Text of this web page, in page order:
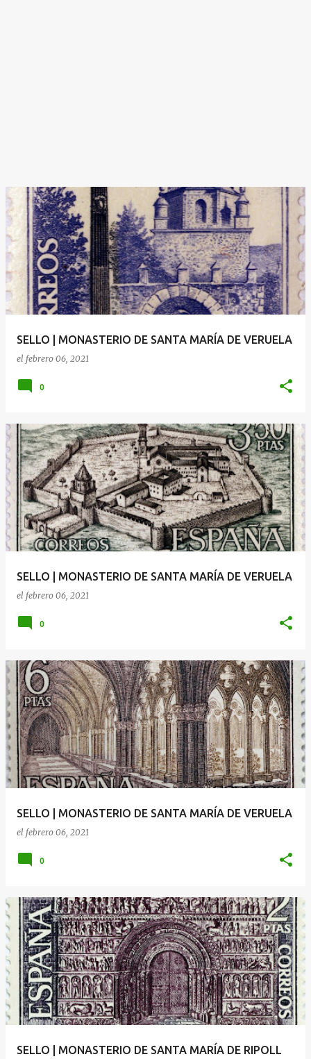
SELLO | MONASTERIO DE SANTA MARÍA DE VERUELA
el febrero 06, 2021
0
SELLO | MONASTERIO DE SANTA MARÍA DE VERUELA
el febrero 06, 2021
0
SELLO | MONASTERIO DE SANTA MARÍA DE VERUELA
el febrero 06, 2021
0
SELLO | MONASTERIO DE SANTA MARÍA DE RIPOLL